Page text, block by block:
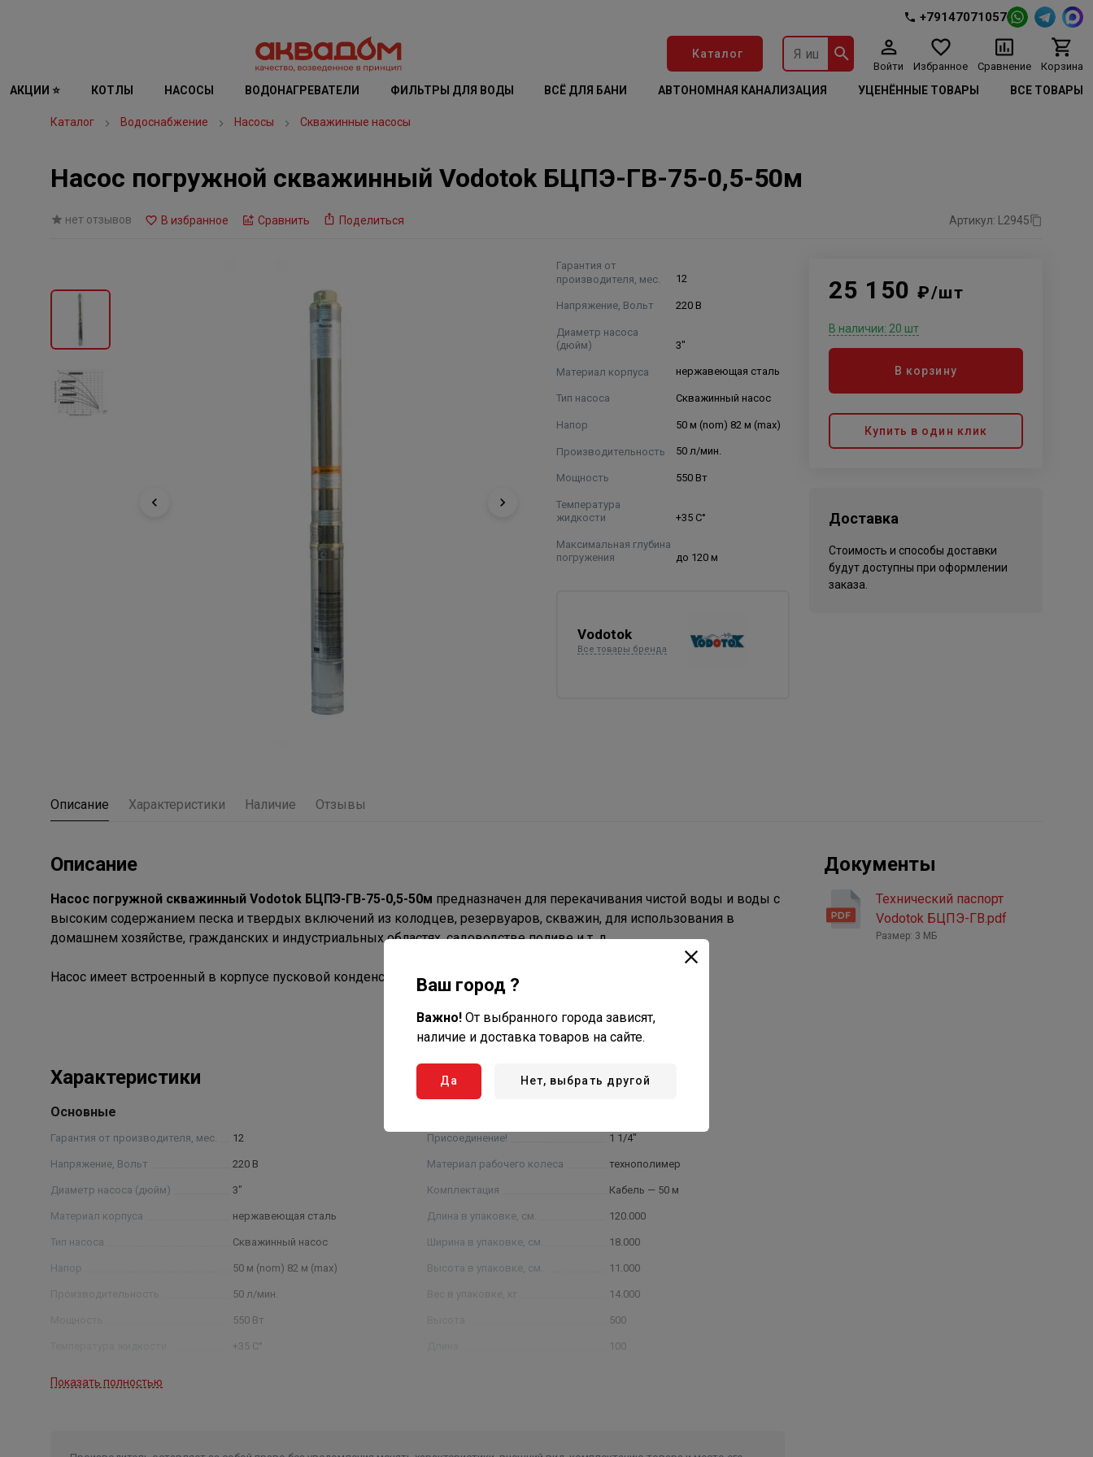
+79147071057
Каталог
Войти Избранное Сравнение Корзина
АКЦИИ ⭐ КОТЛЫ НАСОСЫ ВОДОНАГРЕВАТЕЛИ ФИЛЬТРЫ ДЛЯ ВОДЫ ВСЁ ДЛЯ БАНИ АВТОНОМНАЯ КАНАЛИЗАЦИЯ УЦЕНЁННЫЕ ТОВАРЫ ВСЕ ТОВАРЫ
Каталог Водоснабжение Насосы Скважинные насосы
Насос погружной скважинный Vodotok БЦПЭ-ГВ-75-0,5-50м
нет отзывов В избранное Сравнить Поделиться Артикул: L2945
Гарантия от
производителя, мес.
12
Напряжение, Вольт 220 В
Диаметр насоса
(дюйм)
3"
Материал корпуса нержавеющая сталь
Тип насоса Скважинный насос
Напор 50 м (nom) 82 м (max)
Производительность 50 л/мин.
Мощность 550 Вт
Температура
жидкости
+35 С°
Максимальная глубина
погружения
до 120 м
Vodotok
Все товары бренда
25 150₽/шт
В наличии: 20 шт
В корзину
Купить в один клик
Доставка
Стоимость и способы доставки
будут доступны при оформлении
заказа.
Описание Характеристики Наличие Отзывы
Описание
Насос погружной скважинный Vodotok БЦПЭ-ГВ-75-0,5-50м предназначен для перекачивания чистой воды и воды с
высоким содержанием песка и твердых включений из колодцев, резервуаров, скважин, для использования в
домашнем хозяйстве, гражданских и индустриальных областях, садоводстве поливе и т. д.
Насос имеет встроенный в корпусе пусковой конденсатор.
Характеристики
Основные
Гарантия от производителя, мес. 12
Напряжение, Вольт 220 В
Диаметр насоса (дюйм) 3"
Материал корпуса нержавеющая сталь
Тип насоса Скважинный насос
Напор 50 м (nom) 82 м (max)
Производительность 50 л/мин.
550 Вт
+35 С°
погружения
Присоединение! 1 1/4"
Материал рабочего колеса технополимер
Комплектация Кабель — 50 м
Длина в упаковке, см. 120.000
Ширина в упаковке, см. 18.000
Высота в упаковке, см. 11.000
Вес в упаковке, кг 14.000
500
100
Показать полностью
Документы
Технический паспорт
Vodotok БЦПЭ-ГВ.pdf
Размер: 3 МБ
Ваш город ?
Важно! От выбранного города зависят,
наличие и доставка товаров на сайте.
Да Нет, выбрать другой